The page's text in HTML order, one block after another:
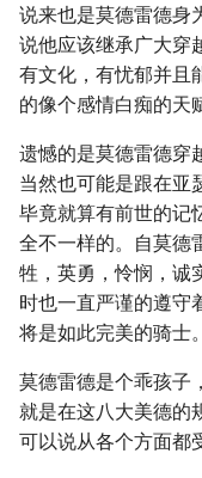
说来也是莫德雷德身
说他应该继承广大穿
有文化，有忧郁并且
的像个感情白痴的天
遗憾的是莫德雷德穿
当然也可能是跟在亚
毕竟就算有前世的记
全不一样的。自莫德
牲，英勇，怜悯，诚
时也一直严谨的遵守
将是如此完美的骑士。
莫德雷德是个乖孩子
就是在这八大美德的
可以说从各个方面都